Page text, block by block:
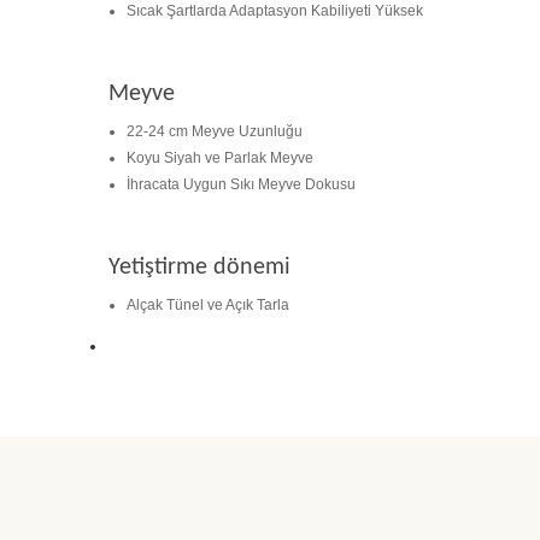
Sıcak Şartlarda Adaptasyon Kabiliyeti Yüksek
Meyve
22-24 cm Meyve Uzunluğu
Koyu Siyah ve Parlak Meyve
İhracata Uygun Sıkı Meyve Dokusu
Yetiştirme dönemi
Alçak Tünel ve Açık Tarla